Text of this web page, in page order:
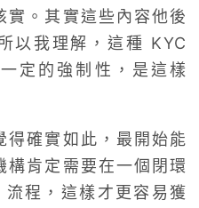
實。其實這些內容他後
以我理解，這種 KYC
定的強制性，是這樣
得確實如此，最開始能
構肯定需要在一個閉環
程，這樣才更容易獲